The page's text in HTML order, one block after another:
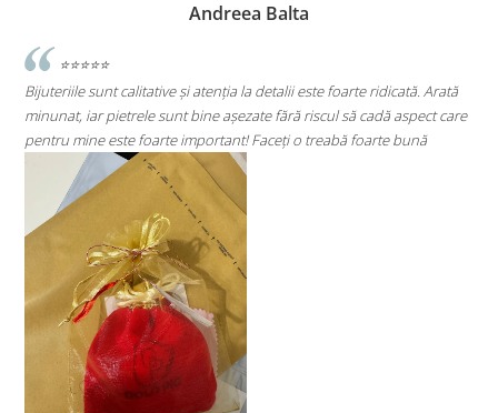
Andreea Balta
sunt calitative și atenția la detalii este foarte ridicată. Arată
pietrele sunt bine așezate fără riscul să cadă aspect care
este foarte important! Faceți o treabă foarte bună
⭐⭐⭐⭐⭐
Super